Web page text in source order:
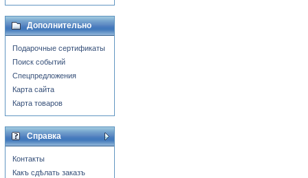
Дополнительно
Подарочные сертификаты
Поиск событий
Спецпредложения
Карта сайта
Карта товаров
Справка
Контакты
Какъ сдѣлать заказъ